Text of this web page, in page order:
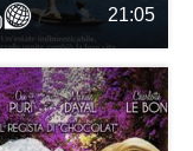
21:05